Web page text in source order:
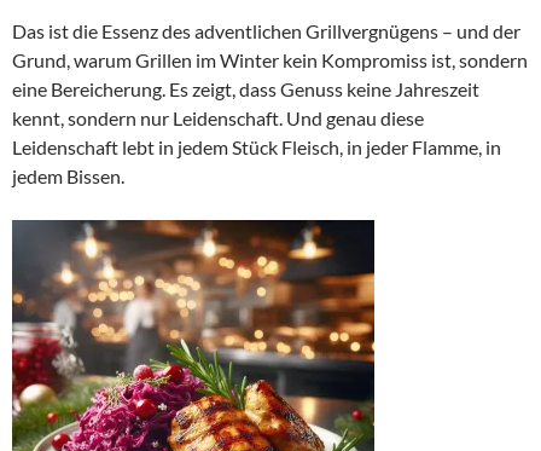
Das ist die Essenz des adventlichen Grillvergnügens – und der
Grund, warum Grillen im Winter kein Kompromiss ist, sondern
eine Bereicherung. Es zeigt, dass Genuss keine Jahreszeit
kennt, sondern nur Leidenschaft. Und genau diese
Leidenschaft lebt in jedem Stück Fleisch, in jeder Flamme, in
jedem Bissen.